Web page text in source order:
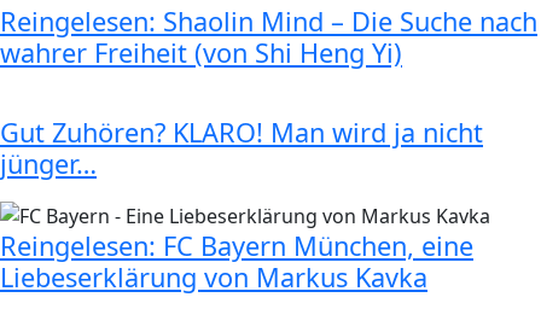
Reingelesen: Shaolin Mind – Die Suche nach
wahrer Freiheit (von Shi Heng Yi)
Gut Zuhören? KLARO! Man wird ja nicht
jünger…
Reingelesen: FC Bayern München, eine
Liebeserklärung von Markus Kavka